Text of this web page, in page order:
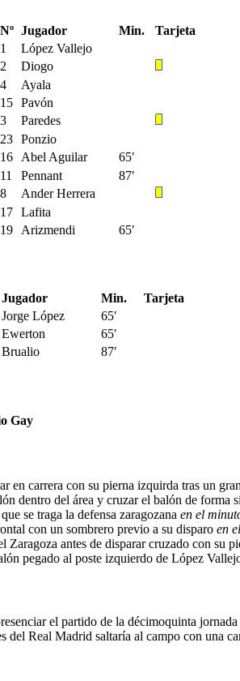
Nº Jugador Min.
Tarjeta
1
López Vallejo
2
Diogo
4
Ayala
15 Pavón
3
Paredes
23 Ponzio
16 Abel Aguilar
65′
11 Pennant
87′
8
Ander Herrera
17 Lafita
19 Arizmendi 65′
Jugador Min.
Tarjeta
Jorge López
65′
Ewerton
65′
Brualio 87′
Gay
en carrera con su pierna izquirda tras un
dentro del área y cruzar el balón de
se traga la defensa zaragozana en el
con un sombrero previo a su disparo en
Zaragoza antes de disparar cruzado con su
pegado al poste izquierdo de López
el partido de la décimoquinta
Real Madrid saltaría al campo con una